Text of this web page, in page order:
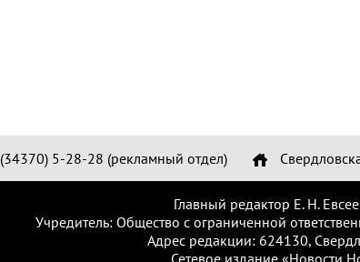
(34370) 5-28-28 (рекламный отдел)
Главный редактор Е. Н.
Учредитель: Общество с ограниченной
Адрес редакции: 624130,